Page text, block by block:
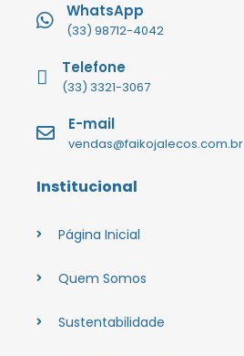
WhatsApp
(33) 98712-4042
Telefone
(33) 3321-3067
E-mail
vendas@faikojalecos.com.br
Institucional
Página Inicial
Quem Somos
Sustentabilidade